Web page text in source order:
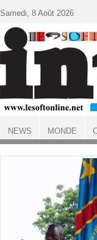
ACCUEIL
Samedi, 8 Août 2026
NEWS MONDE